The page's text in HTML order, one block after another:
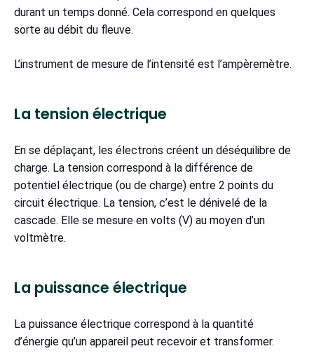
durant un temps donné. Cela correspond en quelques
sorte au débit du fleuve.
L’instrument de mesure de l’intensité est l’ampèremètre.
La tension électrique
En se déplaçant, les électrons créent un déséquilibre de
charge. La tension correspond à la différence de
potentiel électrique (ou de charge) entre 2 points du
circuit électrique. La tension, c’est le dénivelé de la
cascade. Elle se mesure en volts (V) au moyen d’un
voltmètre.
La puissance électrique
La puissance électrique correspond à la quantité
d’énergie qu’un appareil peut recevoir et transformer.